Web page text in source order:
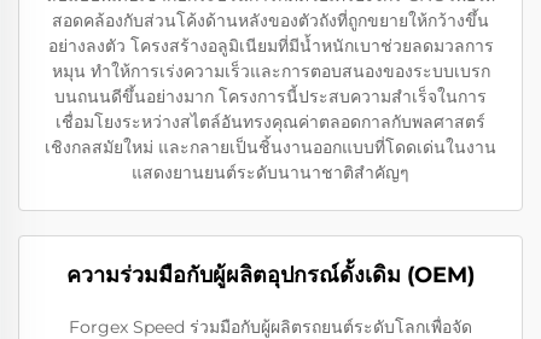
สอดคล้องกับส่วนโค้งด้านหลังของตัวถังที่ถูกขยายให้กว้างขึ้น
อย่างลงตัว โครงสร้างอลูมิเนียมที่มีน้ำหนักเบาช่วยลดมวลการ
หมุน ทำให้การเร่งความเร็วและการตอบสนองของระบบเบรก
บนถนนดีขึ้นอย่างมาก โครงการนี้ประสบความสำเร็จในการ
เชื่อมโยงระหว่างสไตล์อันทรงคุณค่าตลอดกาลกับพลศาสตร์
เชิงกลสมัยใหม่ และกลายเป็นชิ้นงานออกแบบที่โดดเด่นในงาน
แสดงยานยนต์ระดับนานาชาติสำคัญๆ
ความร่วมมือกับผู้ผลิตอุปกรณ์ดั้งเดิม (OEM)
Forgex Speed ร่วมมือกับผู้ผลิตรถยนต์ระดับโลกเพื่อจัด